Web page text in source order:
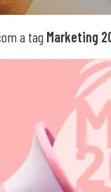
a tag Marketing